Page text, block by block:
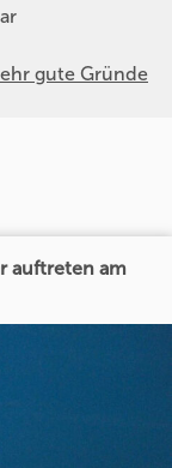
gute Gründe
auftreten am